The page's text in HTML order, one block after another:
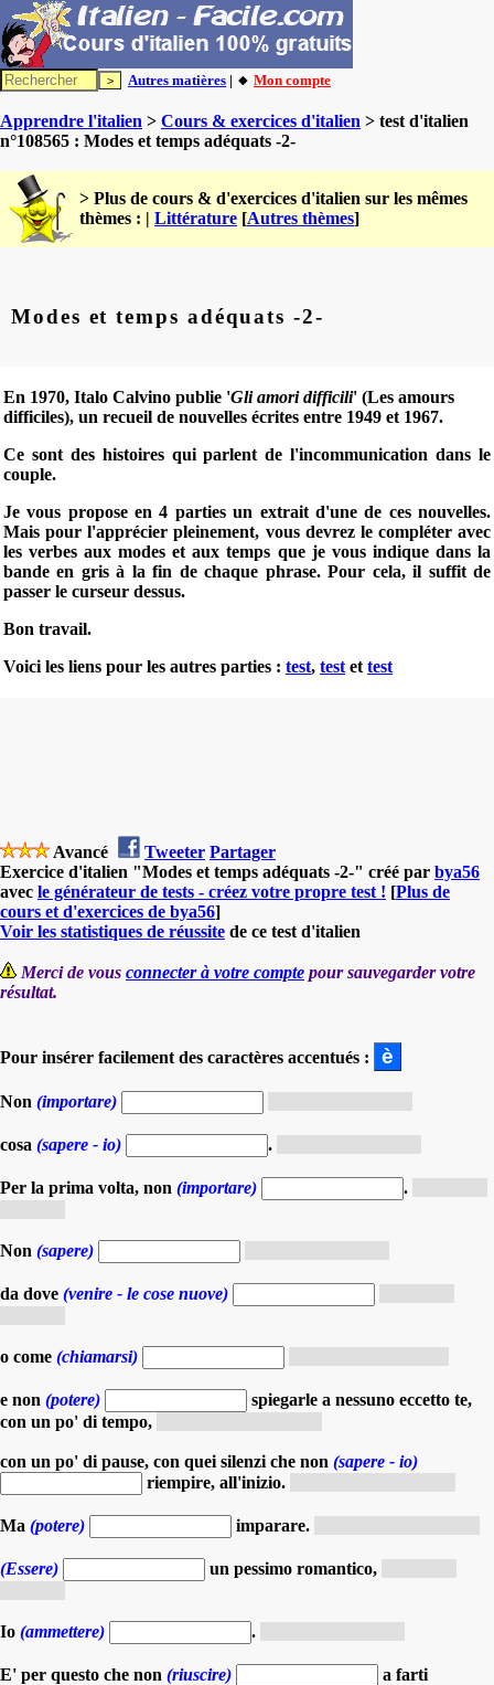
Autres matières | 🔸 Mon compte
Apprendre l'italien > Cours & exercices d'italien > test d'italien
n°108565 : Modes et temps adéquats -2-
> Plus de cours & d'exercices d'italien sur les mêmes
thèmes : | Littérature [Autres thèmes]
Modes et temps adéquats -2-
En 1970, Italo Calvino publie 'Gli amori difficili' (Les amours
difficiles), un recueil de nouvelles écrites entre 1949 et 1967.
Ce sont des histoires qui parlent de l'incommunication dans le
couple.
Je vous propose en 4 parties un extrait d'une de ces nouvelles.
Mais pour l'apprécier pleinement, vous devrez le compléter avec
les verbes aux modes et aux temps que je vous indique dans la
bande en gris à la fin de chaque phrase. Pour cela, il suffit de
passer le curseur dessus.
Bon travail.
Voici les liens pour les autres parties : test, test et test
Avancé Tweeter Partager
Exercice d'italien "Modes et temps adéquats -2-" créé par bya56
avec le générateur de tests - créez votre propre test ! [Plus de
cours et d'exercices de bya56]
Voir les statistiques de réussite de ce test d'italien
Merci de vous connecter à votre compte pour sauvegarder votre
résultat.
Pour insérer facilement des caractères accentués :
Non (importare)
cosa (sapere - io) .
Per la prima volta, non (importare) .
Non (sapere)
da dove (venire - le cose nuove)
o come (chiamarsi)
e non (potere)
spiegarle a nessuno eccetto te,
con un po' di tempo,
con un po' di pause, con quei silenzi che non (sapere - io)
riempire, all'inizio.
Ma (potere) imparare.
(Essere) un pessimo romantico,
Io (ammettere) .
E' per questo che non (riuscire)
a farti